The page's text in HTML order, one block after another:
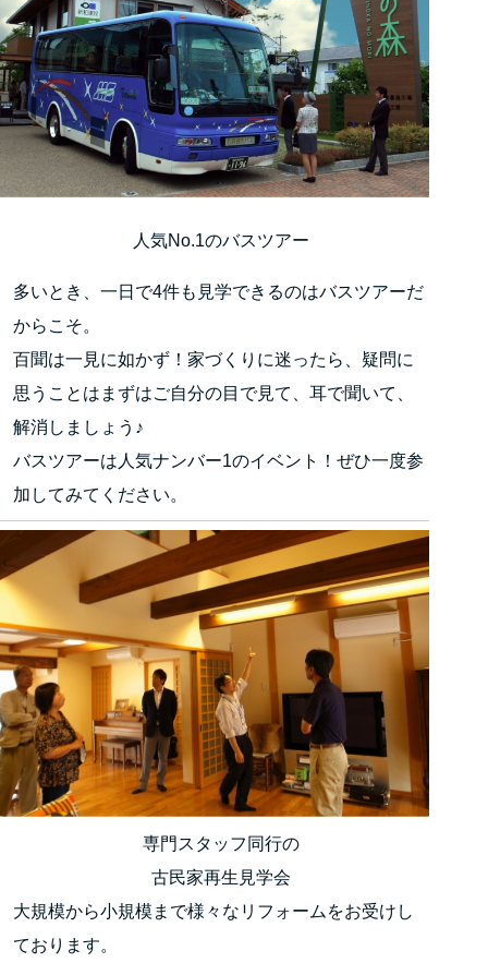
人気No.1のバスツアー
多いとき、一日で4件も見学できるのはバスツアーだ
からこそ。
百聞は一見に如かず！家づくりに迷ったら、疑問に
思うことはまずはご自分の目で見て、耳で聞いて、
解消しましょう♪
バスツアーは人気ナンバー1のイベント！ぜひ一度参
加してみてください。
専門スタッフ同行の
古民家再生見学会
大規模から小規模まで様々なリフォームをお受けし
ております。